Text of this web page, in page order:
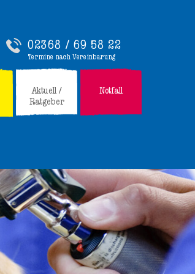
02368 / 69 58 22
Termine nach Vereinbarung
Aktuell /
Ratgeber
Notfall